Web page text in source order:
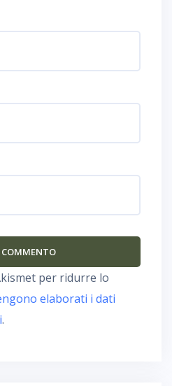
per ridurre lo
elaborati i dati
.